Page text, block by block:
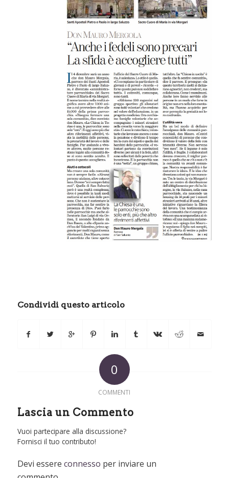
Condividi questo articolo
0
COMMENTI
Lascia un Commento
Vuoi partecipare alla discussione?
Fornisci il tuo contributo!
Devi essere connesso per inviare un